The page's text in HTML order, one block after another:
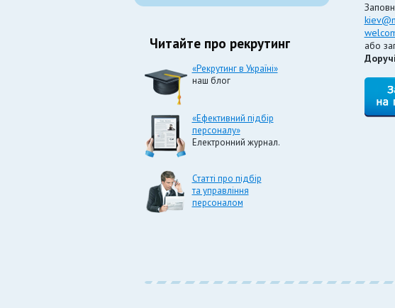
Читайте про рекрутинг
«Рекрутинг в Україні»
наш блог
«Ефективний підбір
персоналу»
Електронний журнал.
Статті про підбір
та управління
персоналом
або